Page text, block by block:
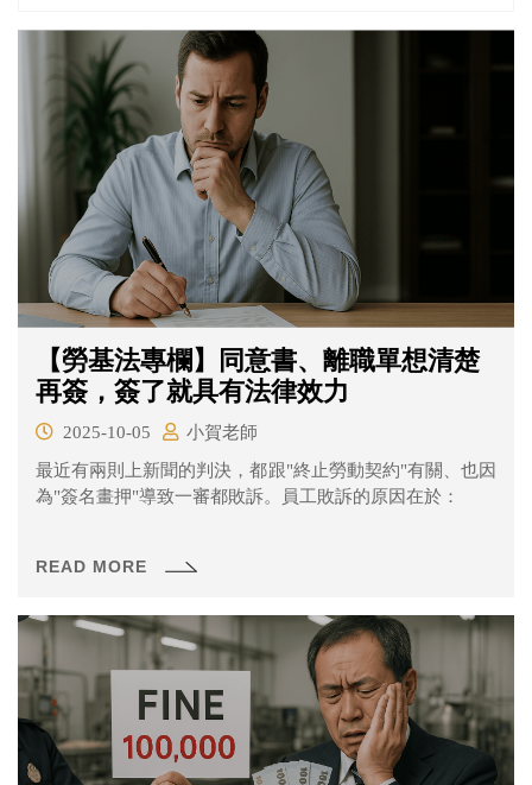
提供勞務事實認定不一，所以沒有遽然認定違法，後續將
會再調查釐清。佳恩診所目前則暫不回應。
【勞基法專欄】同意書、離職單想清楚
再簽，簽了就具有法律效力
2025-10-05
小賀老師
最近有兩則上新聞的判決，都跟"終止勞動契約"有關、也因
為"簽名畫押"導致一審都敗訴。員工敗訴的原因在於：
READ MORE